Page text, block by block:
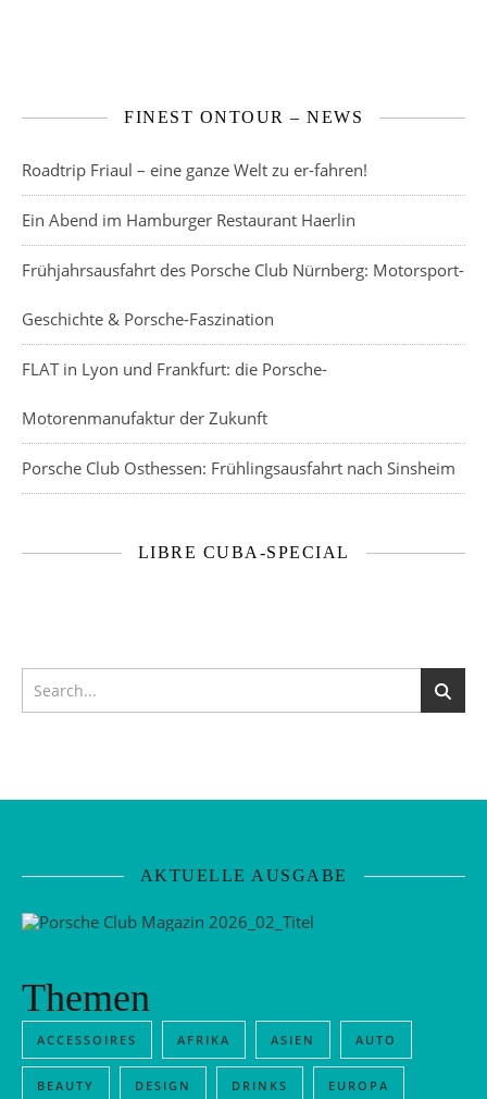
FINEST ONTOUR – NEWS
Roadtrip Friaul – eine ganze Welt zu er-fahren!
Ein Abend im Hamburger Restaurant Haerlin
Frühjahrsausfahrt des Porsche Club Nürnberg: Motorsport-
Geschichte & Porsche-Faszination
FLAT in Lyon und Frankfurt: die Porsche-
Motorenmanufaktur der Zukunft
Porsche Club Osthessen: Frühlingsausfahrt nach Sinsheim
LIBRE CUBA-SPECIAL
AKTUELLE AUSGABE
Themen
ACCESSOIRES AFRIKA ASIEN AUTO
BEAUTY DESIGN DRINKS EUROPA